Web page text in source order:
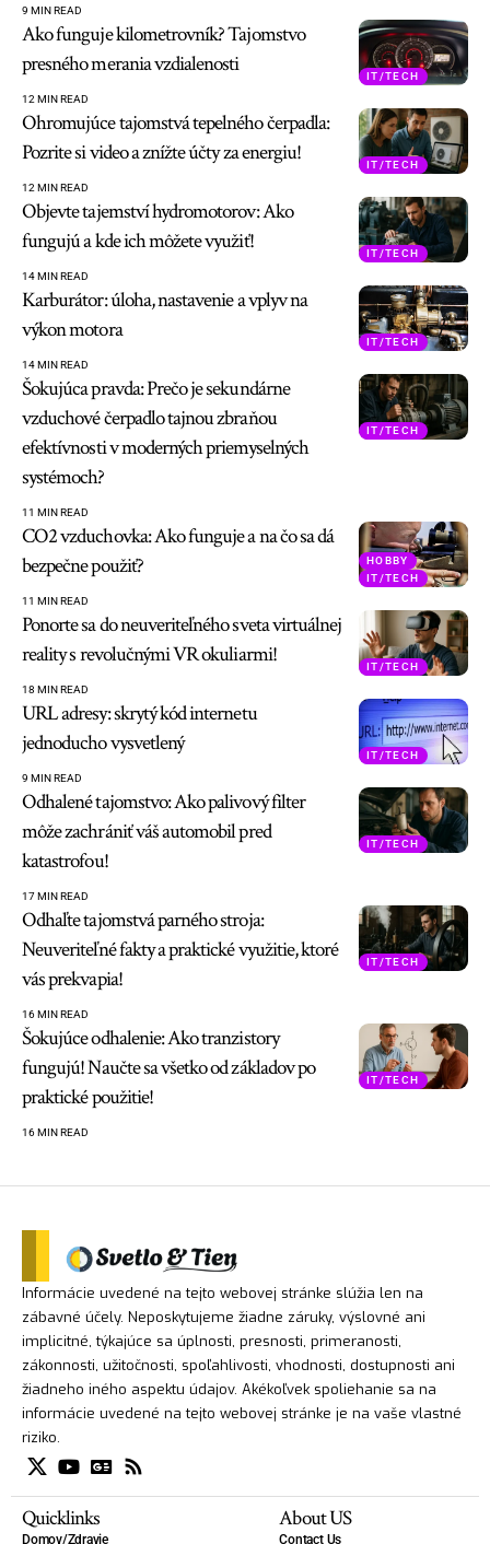
9 MIN READ
IT/TECH
Ako funguje kilometrovník? Tajomstvo
presného merania vzdialenosti
12 MIN READ
IT/TECH
Ohromujúce tajomstvá tepelného čerpadla:
Pozrite si video a znížte účty za energiu!
12 MIN READ
IT/TECH
Objevte tajemství hydromotorov: Ako
fungujú a kde ich môžete využiť!
14 MIN READ
IT/TECH
Karburátor: úloha, nastavenie a vplyv na
výkon motora
14 MIN READ
IT/TECH
Šokujúca pravda: Prečo je sekundárne
vzduchové čerpadlo tajnou zbraňou
efektívnosti v moderných priemyselných
systémoch?
11 MIN READ
HOBBY
IT/TECH
CO2 vzduchovka: Ako funguje a na čo sa dá
bezpečne použiť?
11 MIN READ
IT/TECH
Ponorte sa do neuveriteľného sveta virtuálnej
reality s revolučnými VR okuliarmi!
18 MIN READ
IT/TECH
URL adresy: skrytý kód internetu
jednoducho vysvetlený
9 MIN READ
IT/TECH
Odhalené tajomstvo: Ako palivový filter
môže zachrániť váš automobil pred
katastrofou!
17 MIN READ
IT/TECH
Odhaľte tajomstvá parného stroja:
Neuveriteľné fakty a praktické využitie, ktoré
vás prekvapia!
16 MIN READ
IT/TECH
Šokujúce odhalenie: Ako tranzistory
fungujú! Naučte sa všetko od základov po
praktické použitie!
16 MIN READ
Informácie uvedené na tejto webovej stránke slúžia len na
zábavné účely. Neposkytujeme žiadne záruky, výslovné ani
implicitné, týkajúce sa úplnosti, presnosti, primeranosti,
zákonnosti, užitočnosti, spoľahlivosti, vhodnosti, dostupnosti ani
žiadneho iného aspektu údajov. Akékoľvek spoliehanie sa na
informácie uvedené na tejto webovej stránke je na vaše vlastné
riziko.
Quicklinks
Domov/Zdravie
About US
Contact Us